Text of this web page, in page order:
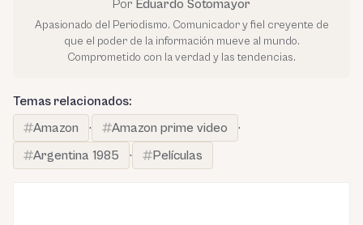
Por Eduardo Sotomayor
Apasionado del Periodismo. Comunicador y fiel creyente de
que el poder de la información mueve al mundo.
Comprometido con la verdad y las tendencias.
Temas relacionados:
Amazon
· Amazon prime video
·
Argentina 1985
· Películas